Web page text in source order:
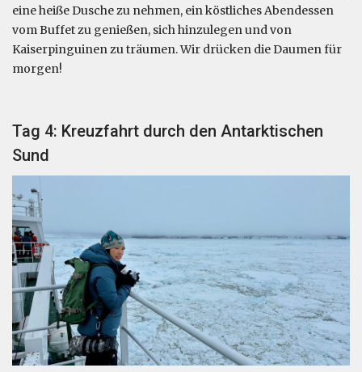
eine heiße Dusche zu nehmen, ein köstliches Abendessen
vom Buffet zu genießen, sich hinzulegen und von
Kaiserpinguinen zu träumen. Wir drücken die Daumen für
morgen!
Tag 4: Kreuzfahrt durch den Antarktischen
Sund